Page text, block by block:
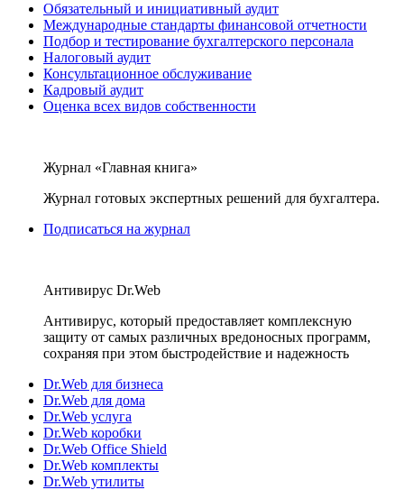
Обязательный и инициативный аудит
Международные стандарты финансовой отчетности
Подбор и тестирование бухгалтерского персонала
Налоговый аудит
Консультационное обслуживание
Кадровый аудит
Оценка всех видов собственности
Журнал «Главная книга»
Журнал готовых экспертных решений для бухгалтера.
Подписаться на журнал
Антивирус Dr.Web
Антивирус, который предоставляет комплексную
защиту от самых различных вредоносных программ,
сохраняя при этом быстродействие и надежность
Dr.Web для бизнеса
Dr.Web для дома
Dr.Web услуга
Dr.Web коробки
Dr.Web Office Shield
Dr.Web комплекты
Dr.Web утилиты